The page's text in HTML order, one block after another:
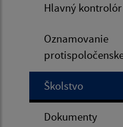
Hlavný kontrolór
Oznamovanie
Školstvo
Dokumenty